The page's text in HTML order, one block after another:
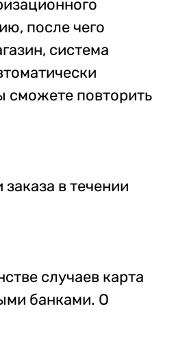
после чего
система
сможете повторить
в течении
случаев карта
банками. О